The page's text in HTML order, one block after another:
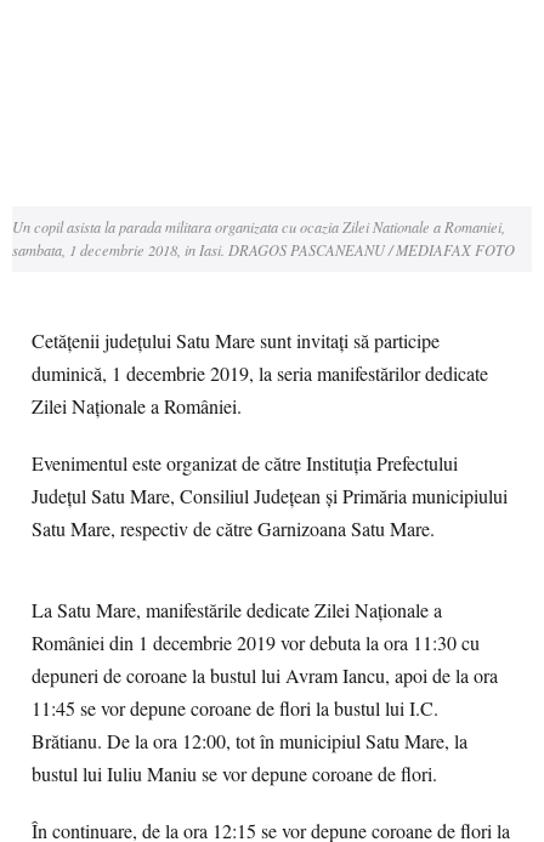
Un copil asista la parada militara organizata cu ocazia Zilei Nationale a Romaniei,
sambata, 1 decembrie 2018, in Iasi. DRAGOS PASCANEANU / MEDIAFAX FOTO
Cetăţenii judeţului Satu Mare sunt invitaţi să participe
duminică, 1 decembrie 2019, la seria manifestărilor dedicate
Zilei Naţionale a României.
Evenimentul este organizat de către Instituţia Prefectului
Judeţul Satu Mare, Consiliul Judeţean şi Primăria municipiului
Satu Mare, respectiv de către Garnizoana Satu Mare.
La Satu Mare, manifestările dedicate Zilei Naționale a
României din 1 decembrie 2019 vor debuta la ora 11:30 cu
depuneri de coroane la bustul lui Avram Iancu, apoi de la ora
11:45 se vor depune coroane de flori la bustul lui I.C.
Brătianu. De la ora 12:00, tot în municipiul Satu Mare, la
bustul lui Iuliu Maniu se vor depune coroane de flori.
În continuare, de la ora 12:15 se vor depune coroane de flori la